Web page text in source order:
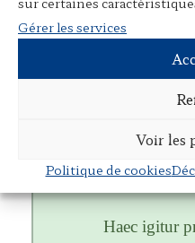
Gérer les services
Voir les
Politique de cookies
hoc intellegi
humani,
natura, ita
paucos
Haec igitur